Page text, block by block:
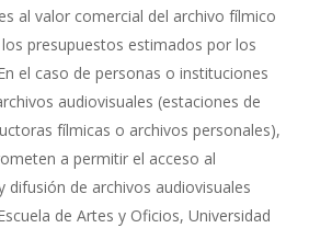
al valor comercial del archivo fílmico
presupuestos estimados por los
el caso de personas o instituciones
audiovisuales (estaciones de
fílmicas o archivos personales),
a permitir el acceso al
difusión de archivos audiovisuales
de Artes y Oficios, Universidad